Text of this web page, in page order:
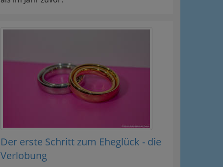
Der erste Schritt zum Eheglück - die
Verlobung